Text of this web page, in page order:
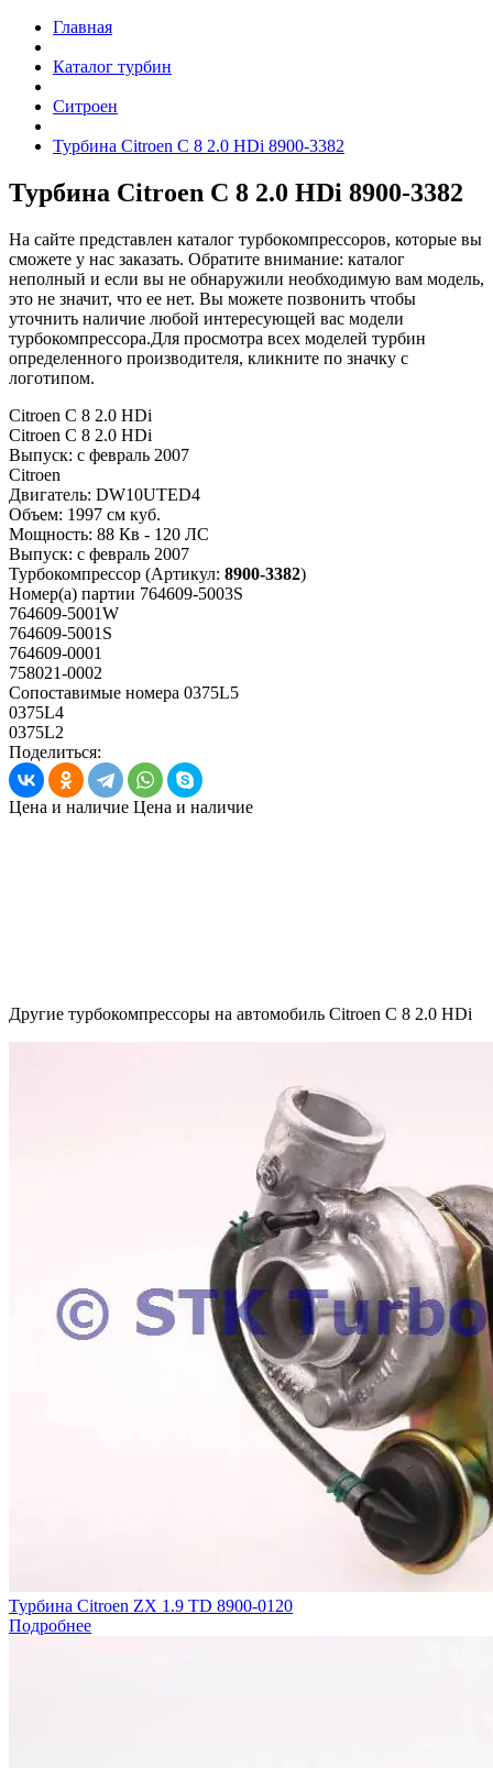
Главная
Каталог турбин
Ситроен
Турбина Citroen C 8 2.0 HDi 8900-3382
Турбина Citroen C 8 2.0 HDi 8900-3382
На сайте представлен каталог турбокомпрессоров, которые вы
сможете у нас заказать. Обратите внимание: каталог
неполный и если вы не обнаружили необходимую вам модель,
это не значит, что ее нет. Вы можете позвонить чтобы
уточнить наличие любой интересующей вас модели
турбокомпрессора.Для просмотра всех моделей турбин
определенного производителя, кликните по значку с
логотипом.
Citroen C 8 2.0 HDi
Citroen C 8 2.0 HDi
Выпуск: с февраль 2007
Citroen
Двигатель: DW10UTED4
Объем: 1997 см куб.
Мощность: 88 Кв - 120 ЛС
Выпуск: с февраль 2007
Турбокомпрессор (Артикул: 8900-3382)
Номер(а) партии 764609-5003S
764609-5001W
764609-5001S
764609-0001
758021-0002
Сопоставимые номера 0375L5
0375L4
0375L2
Поделиться:
Цена и наличие Цена и наличие
Другие турбокомпрессоры на автомобиль Citroen C 8 2.0 HDi
Турбина Citroen ZX 1.9 TD 8900-0120
Подробнее